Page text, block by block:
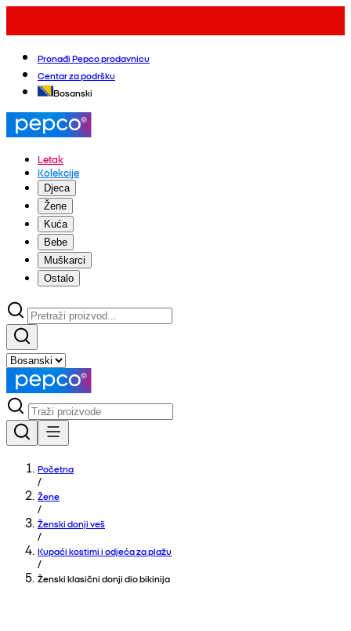
Pronađi Pepco prodavnicu
Centar za podršku
Bosanski
Letak
Kolekcije
Djeca
Žene
Kuća
Bebe
Muškarci
Ostalo
Početna
/
Žene
/
Ženski donji veš
/
Kupaći kostimi i odjeća za plažu
/
Ženski klasični donji dio bikinija